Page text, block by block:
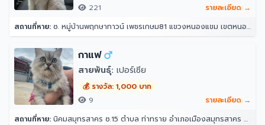
221
รายละเอียด →
สถานที่หาย: ซ. หมู่บ้านพฤกษาทาวน์ เพชรเกษม81 แขวงหนองแขม เขตหนองแขม กรุงเทพมหานคร 10160
กาแฟ
สายพันธุ์: เปอร์เซีย
💰 รางวัล: 1,000 บาท
9
รายละเอียด →
สถานที่หาย: นิคมสมุทรสาคร ซ.15 ตำบล ท่าทราย อำเภอเมืองสมุทรสาคร สมุทรสาคร 74000